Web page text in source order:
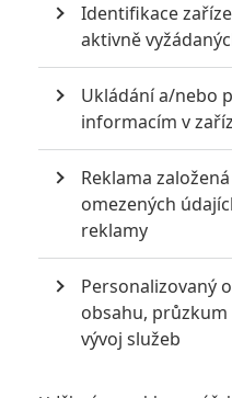
POSLEDNÍ
3 ČLÁNEK | 01.08.2026 16:40
Marvel nečekaně zrušil již
433FILM | 01.08.2026 07:11
拆彈專家
ČLÁNEK | 30.07.2026 20:14
Děti krve a kostí: Regulérní
dobrodružství s vůní Afriky
ČLÁNEK | 30.07.2026 12:31
Spider-Man: Zbrusu nový den
Identifikace
aktivně
Ukládání a/nebo
informacím v
Reklama
omezených
reklamy
Personalizovaný
obsahu, průzkum
vývoj služeb